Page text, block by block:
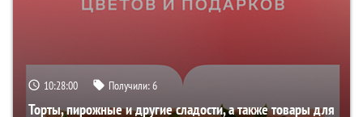
10:27:59 Получили:6
Торты, пирожные и другие сладости, а также товары для